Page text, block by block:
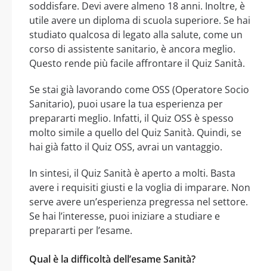
soddisfare. Devi avere almeno 18 anni. Inoltre, è
utile avere un diploma di scuola superiore. Se hai
studiato qualcosa di legato alla salute, come un
corso di assistente sanitario, è ancora meglio.
Questo rende più facile affrontare il Quiz Sanità.
Se stai già lavorando come OSS (Operatore Socio
Sanitario), puoi usare la tua esperienza per
prepararti meglio. Infatti, il Quiz OSS è spesso
molto simile a quello del Quiz Sanità. Quindi, se
hai già fatto il Quiz OSS, avrai un vantaggio.
In sintesi, il Quiz Sanità è aperto a molti. Basta
avere i requisiti giusti e la voglia di imparare. Non
serve avere un’esperienza pregressa nel settore.
Se hai l’interesse, puoi iniziare a studiare e
prepararti per l’esame.
Qual è la difficoltà dell’esame Sanità?